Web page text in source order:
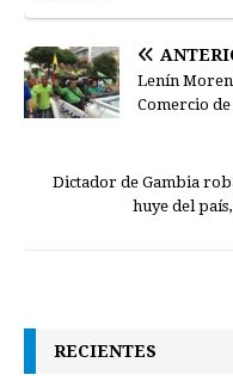
Lenín
Comercio
Dictador de Gambia
huye del
RECIENTES